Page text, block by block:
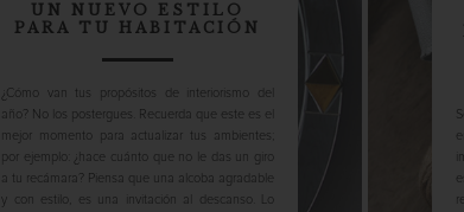
UN NUEVO ESTILO
PARA TU HABITACIÓN
¿Cómo van tus propósitos de interiorismo del
año? No los postergues. Recuerda que este es el
mejor momento para actualizar tus ambientes;
por ejemplo: ¿hace cuánto que no le das un giro
a tu recámara? Piensa que una alcoba agradable
y con estilo, es una invitación al descanso. Lo